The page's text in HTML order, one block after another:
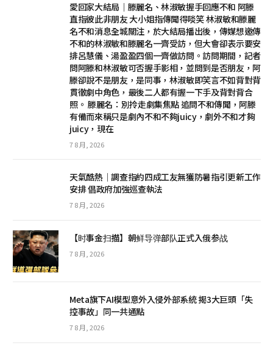
愛回家大結局｜滕麗名、林淑敏握手回應不和 阿滕
直指彼此非朋友 大小姐指傳聞得啖笑 林淑敏和滕麗
名不和消息全城關注，於大結局播出後，傳媒想邀傳
不和的林淑敏和滕麗名一齊受訪，但大會卻表示要安
排呂慧儀、湯盈盈四個一齊做訪問。訪問期間，記者
問阿滕和林淑敏可否握手影相，並問到是否朋友，阿
滕卻說不是朋友，是同事，林淑敏即笑言不如背對背
貫徹劇中角色，最後二人都有握一下手及背對背合
照。 滕麗名：別拎走劇集焦點 追問不和傳聞，阿滕
有備而來稱只是劇內不和不夠juicy，劇外不和才夠
juicy，現在
7 8 月, 2026
天氣酷熱│調查指約四成工友無獲防暑指引更新工作
安排 倡政府加強巡查執法
7 8 月, 2026
【时事金扫描】朝鲜导弹部队正式入俄参战
7 8 月, 2026
Meta旗下AI模型意外入侵外部系統 揭3大巨頭「失
控事故」同一共通點
7 8 月, 2026